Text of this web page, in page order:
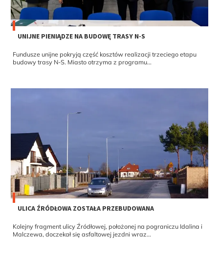
UNIJNE PIENIĄDZE NA BUDOWĘ TRASY N-S
Fundusze unijne pokryją część kosztów realizacji trzeciego etapu
budowy trasy N-S. Miasto otrzyma z programu...
ULICA ŹRÓDŁOWA ZOSTAŁA PRZEBUDOWANA
Kolejny fragment ulicy Źródłowej, położonej na pograniczu Idalina i
Malczewa, doczekał się asfaltowej jezdni wraz...